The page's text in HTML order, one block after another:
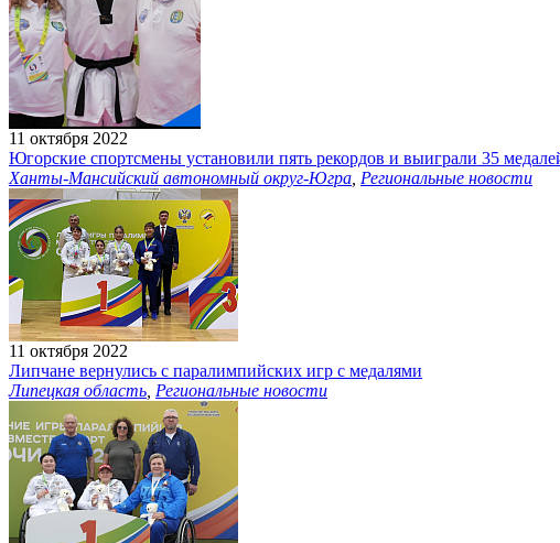
11 октября 2022
Югорские спортсмены установили пять рекордов и выиграли 35
Ханты-Мансийский автономный округ-Югра Региональные новости
11 октября 2022
Липчане вернулись с паралимпийских игр с медалями
Липецкая область Региональные новости